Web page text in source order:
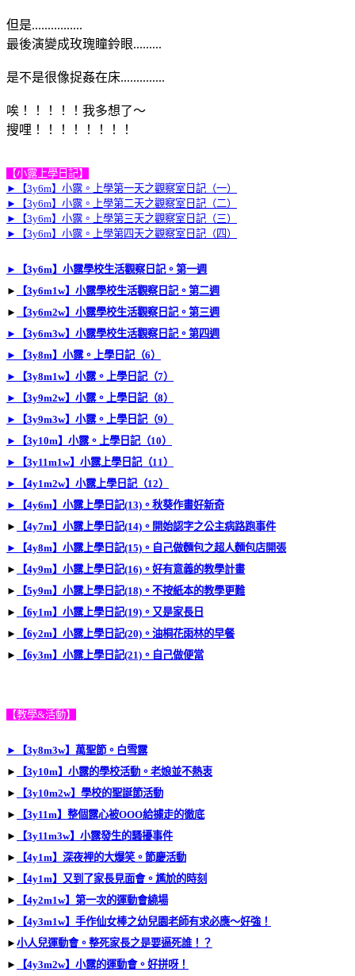
但是................
最後演變成玫瑰瞳鈴眼.........
是不是很像捉姦在床..............
唉！！！！！我多想了～
搜哩！！！！！！！！
【小露上學日記】
►
【3y6m】小露。上學第一天之觀察室日記（一）
►
【3y6m】小露。上學第二天之觀察室日記（二）
►
【3y6m】小露。上學第三天之觀察室日記（三）
►
【3y6m】小露。上學第四天之觀察室日記（四）
►
【3y6m】小露學校生活觀察日記。第一週
►
【3y6m1w】小露學校生活觀察日記。第二週
►
【3y6m2w】小露學校生活觀察日記。第三週
►
【3y6m3w】小露學校生活觀察日記。第四週
►
【3y8m】小露。上學日記（6）
►
【3y8m1w】小露。上學日記（7）
►
【3y9m2w】小露。上學日記（8）
►
【3y9m3w】小露。上學日記（9）
►
【3y10m】小露。上學日記（10）
►
【3y11m1w】小露上學日記（11）
►
【4y1m2w】小露上學日記（12）
►
【4y6m】小露上學日記(13)。秋葵作畫好新奇
►
【4y7m】小露上學日記(14)。開始認字之公主病路跑事件
►
【4y8m】小露上學日記(15)。自己做麵包之超人麵包店開張
►
【4y9m】小露上學日記(16)。好有意義的教學計畫
►
【5y9m】小露上學日記(18)。不按紙本的教學更難
►
【6y1m】小露上學日記(19)。又是家長日
►
【6y2m】小露上學日記(20)。油桐花雨林的早餐
►
【6y3m】小露上學日記(21)。自己做便當
【教學&活動】
►
【3y8m3w】萬聖節。白雪露
►
【3y10m】小露的學校活動。老娘並不熱衷
►
【3y10m2w】學校的聖誕節活動
►
【3y11m】整個露心被OOO給擄走的徹底
►
【3y11m3w】小露發生的騷擾事件
►
【4y1m】深夜裡的大爆笑。節慶活動
►
【4y1m】又到了家長見面會。尷尬的時刻
►
【4y2m1w】第一次的運動會繞場
►
【4y3m1w】手作仙女棒之幼兒園老師有求必應～好強！
► 小人兒運動會。整死家長之是要逼死誰！？
►
【4y3m2w】小露的運動會。好拼呀！